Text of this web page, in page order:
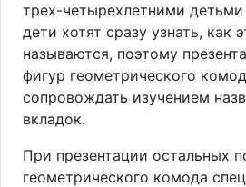
трех-четырехлетними детьми
дети хотят сразу узнать, как
называются, поэтому
фигур геометрического
сопровождать изучением
вкладок.
При презентации остальных
геометрического комода